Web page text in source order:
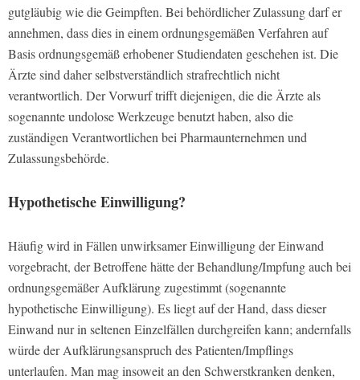
gutgläubig wie die Geimpften. Bei behördlicher Zulassung darf er
annehmen, dass dies in einem ordnungsgemäßen Verfahren auf
Basis ordnungsgemäß erhobener Studiendaten geschehen ist. Die
Ärzte sind daher selbstverständlich strafrechtlich nicht
verantwortlich. Der Vorwurf trifft diejenigen, die die Ärzte als
sogenannte undolose Werkzeuge benutzt haben, also die
zuständigen Verantwortlichen bei Pharmaunternehmen und
Zulassungsbehörde.
Hypothetische Einwilligung?
Häufig wird in Fällen unwirksamer Einwilligung der Einwand
vorgebracht, der Betroffene hätte der Behandlung/Impfung auch bei
ordnungsgemäßer Aufklärung zugestimmt (sogenannte
hypothetische Einwilligung). Es liegt auf der Hand, dass dieser
Einwand nur in seltenen Einzelfällen durchgreifen kann; andernfalls
würde der Aufklärungsanspruch des Patienten/Impflings
unterlaufen. Man mag insoweit an den Schwerstkranken denken,